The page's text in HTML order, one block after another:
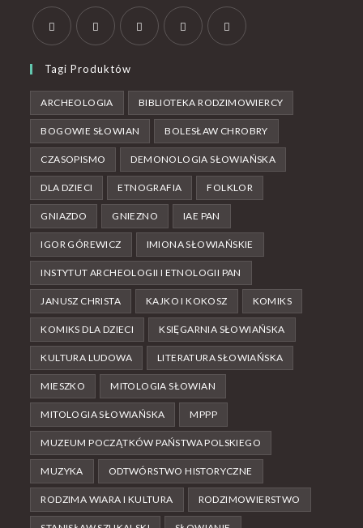
Tagi Produktów
ARCHEOLOGIA BIBLIOTEKA RODZIMOWIERCY
BOGOWIE SŁOWIAN BOLESŁAW CHROBRY
CZASOPISMO DEMONOLOGIA SŁOWIAŃSKA
DLA DZIECI ETNOGRAFIA FOLKLOR
GNIAZDO GNIEZNO IAE PAN
IGOR GÓREWICZ IMIONA SŁOWIAŃSKIE
INSTYTUT ARCHEOLOGII I ETNOLOGII PAN
JANUSZ CHRISTA KAJKO I KOKOSZ KOMIKS
KOMIKS DLA DZIECI KSIĘGARNIA SŁOWIAŃSKA
KULTURA LUDOWA LITERATURA SŁOWIAŃSKA
MIESZKO MITOLOGIA SŁOWIAN
MITOLOGIA SŁOWIAŃSKA MPPP
MUZEUM POCZĄTKÓW PAŃSTWA POLSKIEGO
MUZYKA ODTWÓRSTWO HISTORYCZNE
RODZIMA WIARA I KULTURA RODZIMOWIERSTWO